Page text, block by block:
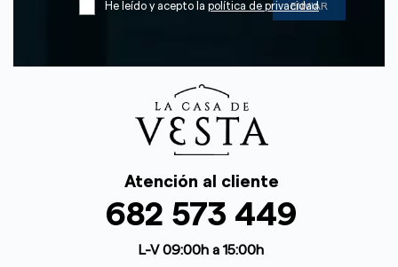
He leído y acepto la política de privacidad
Atención al cliente
682 573 449
L-V 09:00h a 15:00h